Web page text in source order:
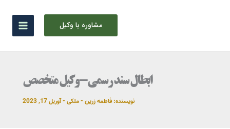
مشاوره با وکیل
ابطال سند رسمی-وکیل متخصص
نویسنده: فاطمه زرین -ملکی -آوریل 17, 2023